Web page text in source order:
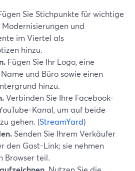
Sie Stichpunkte für wichtige
und
im Viertel als
hinzu.
Fügen Sie Ihr Logo, eine
und Büro sowie einen
hinzu.
Verbinden Sie Ihre Facebook-
Kanal, um auf beide
gehen. (StreamYard)
Senden Sie Ihrem Verkäufer
den Gast-Link; sie nehmen
Browser teil.